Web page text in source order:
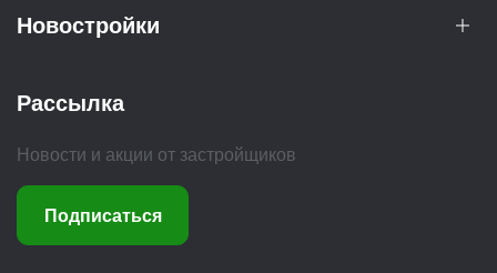
Новостройки
Рассылка
Новости и акции от застройщиков
Подписаться